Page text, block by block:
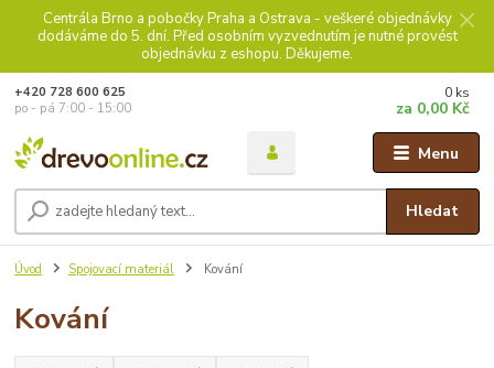
Centrála Brno a pobočky Praha a Ostrava - veškeré objednávky
dodáváme do 5. dní. Před osobním vyzvednutím je nutné provést
objednávku z eshopu. Děkujeme.
Menu
Hledat
+420 728 600 625
po - pá 7:00 - 15:00
0 ks
za 0,00 Kč
Úvod Spojovací materiál Kování
Kování